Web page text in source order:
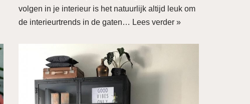
volgen in je interieur is het natuurlijk altijd leuk om
de interieurtrends in de gaten… Lees verder »